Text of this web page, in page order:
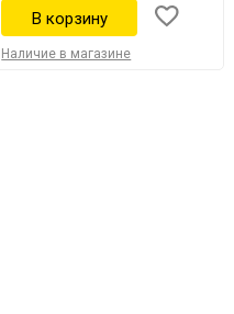
Наличие в магазине